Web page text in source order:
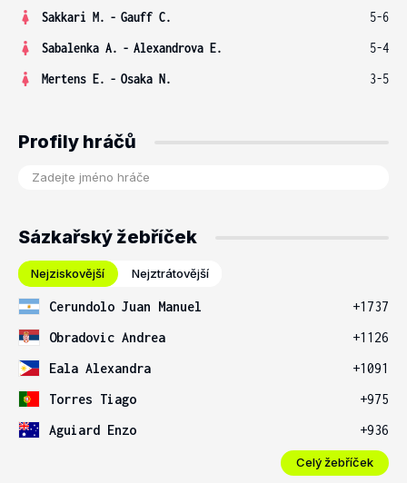
Sakkari M. - Gauff C.
5-6
Sabalenka A. - Alexandrova E.
5-4
Mertens E. - Osaka N. 3-5
Profily hráčů
Sázkařský žebříček
Nejziskovější Nejztrátovější
Cerundolo Juan Manuel
+1737
Obradovic Andrea
+1126
Eala Alexandra
+1091
Torres Tiago
+975
Aguiard Enzo
+936
Celý žebříček